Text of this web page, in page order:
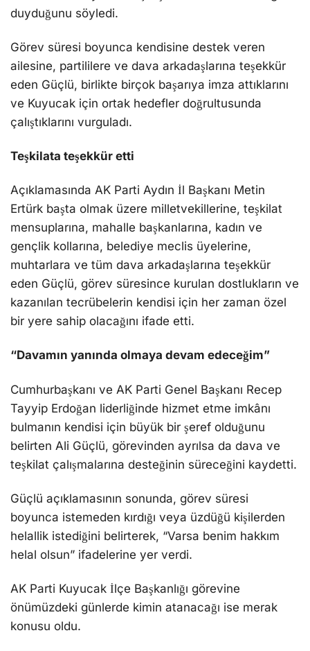
duyduğunu söyledi.
Görev süresi boyunca kendisine destek veren
ailesine, partililere ve dava arkadaşlarına teşekkür
eden Güçlü, birlikte birçok başarıya imza attıklarını
ve Kuyucak için ortak hedefler doğrultusunda
çalıştıklarını vurguladı.
Teşkilata teşekkür etti
Açıklamasında AK Parti Aydın İl Başkanı Metin
Ertürk başta olmak üzere milletvekillerine, teşkilat
mensuplarına, mahalle başkanlarına, kadın ve
gençlik kollarına, belediye meclis üyelerine,
muhtarlara ve tüm dava arkadaşlarına teşekkür
eden Güçlü, görev süresince kurulan dostlukların ve
kazanılan tecrübelerin kendisi için her zaman özel
bir yere sahip olacağını ifade etti.
“Davamın yanında olmaya devam edeceğim”
Cumhurbaşkanı ve AK Parti Genel Başkanı Recep
Tayyip Erdoğan liderliğinde hizmet etme imkânı
bulmanın kendisi için büyük bir şeref olduğunu
belirten Ali Güçlü, görevinden ayrılsa da dava ve
teşkilat çalışmalarına desteğinin süreceğini kaydetti.
Güçlü açıklamasının sonunda, görev süresi
boyunca istemeden kırdığı veya üzdüğü kişilerden
helallik istediğini belirterek, “Varsa benim hakkım
helal olsun” ifadelerine yer verdi.
AK Parti Kuyucak İlçe Başkanlığı görevine
önümüzdeki günlerde kimin atanacağı ise merak
konusu oldu.